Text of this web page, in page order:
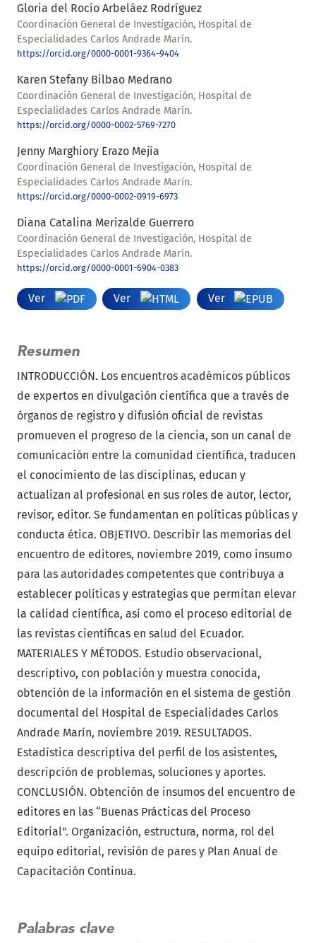
Gloria del Rocío Arbeláez Rodríguez
Coordinación General de Investigación, Hospital de
Especialidades Carlos Andrade Marín.
https://orcid.org/0000-0001-9364-9404
Karen Stefany Bilbao Medrano
Coordinación General de Investigación, Hospital de
Especialidades Carlos Andrade Marín.
https://orcid.org/0000-0002-5769-7270
Jenny Marghiory Erazo Mejía
Coordinación General de Investigación, Hospital de
Especialidades Carlos Andrade Marín.
https://orcid.org/0000-0002-0919-6973
Diana Catalina Merizalde Guerrero
Coordinación General de Investigación, Hospital de
Especialidades Carlos Andrade Marín.
https://orcid.org/0000-0001-6904-0383
Ver Ver Ver
Palabras clave
Resumen
INTRODUCCIÓN. Los encuentros académicos públicos
de expertos en divulgación científica que a través de
órganos de registro y difusión oficial de revistas
promueven el progreso de la ciencia, son un canal de
comunicación entre la comunidad científica, traducen
el conocimiento de las disciplinas, educan y
actualizan al profesional en sus roles de autor, lector,
revisor, editor. Se fundamentan en políticas públicas y
conducta ética. OBJETIVO. Describir las memorias del
encuentro de editores, noviembre 2019, como insumo
para las autoridades competentes que contribuya a
establecer políticas y estrategias que permitan elevar
la calidad científica, así como el proceso editorial de
las revistas científicas en salud del Ecuador.
MATERIALES Y MÉTODOS. Estudio observacional,
descriptivo, con población y muestra conocida,
obtención de la información en el sistema de gestión
documental del Hospital de Especialidades Carlos
Andrade Marín, noviembre 2019. RESULTADOS.
Estadística descriptiva del perfil de los asistentes,
descripción de problemas, soluciones y aportes.
CONCLUSIÓN. Obtención de insumos del encuentro de
editores en las “Buenas Prácticas del Proceso
Editorial”. Organización, estructura, norma, rol del
equipo editorial, revisión de pares y Plan Anual de
Capacitación Continua.